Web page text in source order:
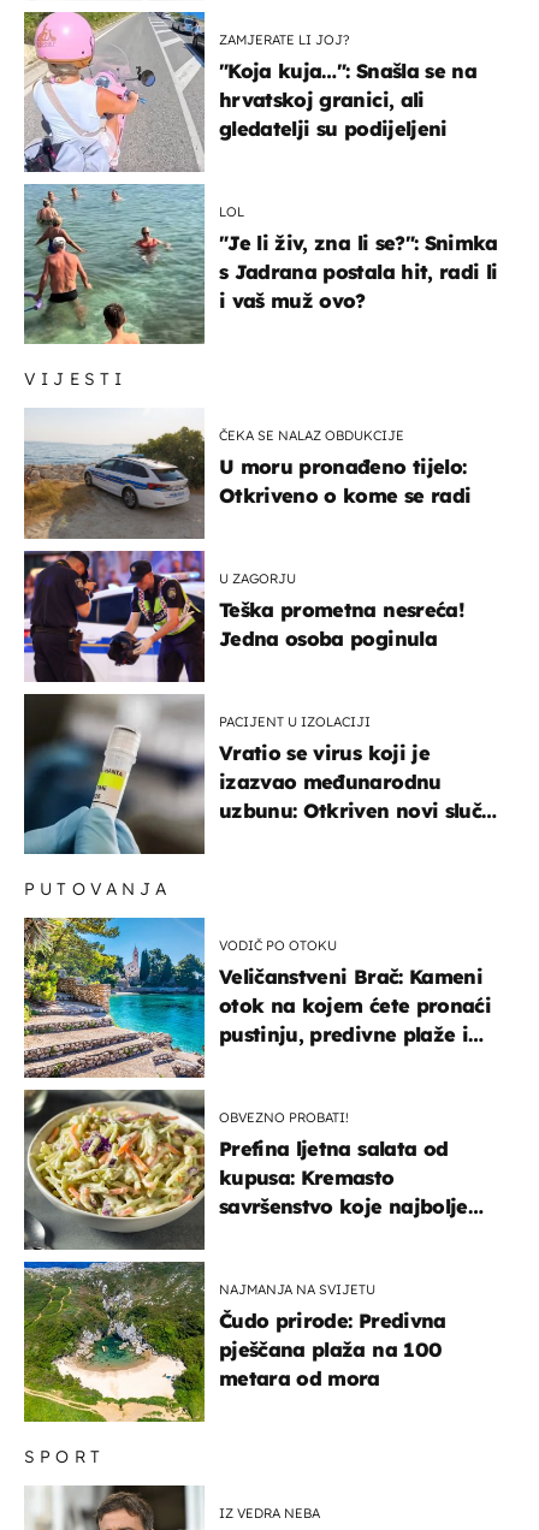
VIJESTI
ČEKA SE NALAZ OBDUKCIJE
U moru pronađeno tijelo:
Otkriveno o kome se radi
U ZAGORJU
Teška prometna nesreća!
Jedna osoba poginula
PACIJENT U IZOLACIJI
Vratio se virus koji je
izazvao međunarodnu
uzbunu: Otkriven novi slučaj
ZAMJERATE LI JOJ?
"Koja kuja…": Snašla se na
hrvatskoj granici, ali
gledatelji su podijeljeni
LOL
"Je li živ, zna li se?": Snimka
s Jadrana postala hit, radi li
i vaš muž ovo?
SPORT
IZ VEDRA NEBA
PUTOVANJA
VODIČ PO OTOKU
Veličanstveni Brač: Kameni
otok na kojem ćete pronaći
pustinju, predivne plaže i
OBVEZNO PROBATI!
Prefina ljetna salata od
kupusa: Kremasto
savršenstvo koje najbolje
NAJMANJA NA SVIJETU
Čudo prirode: Predivna
pješčana plaža na 100
metara od mora